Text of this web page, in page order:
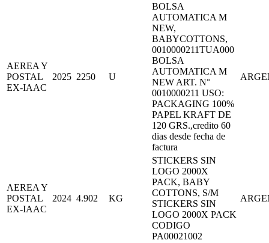
AEREA Y
POSTAL
EX-IAAC
2025 2250 U
BOLSA
AUTOMATICA M
NEW,
BABYCOTTONS,
0010000211TUA000
BOLSA
AUTOMATICA M
NEW ART. N°
0010000211 USO:
PACKAGING 100%
PAPEL KRAFT DE
120 GRS.,credito 60
dias desde fecha de
factura
AEREA Y
POSTAL
EX-IAAC
2024 4.902 KG
STICKERS SIN
LOGO 2000X
PACK, BABY
COTTONS, S/M
STICKERS SIN
LOGO 2000X PACK
CODIGO
PA00021002